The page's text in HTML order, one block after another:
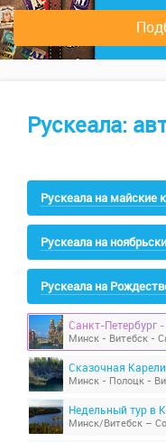
Рускеала:
Рускеала на майские
Рускеала на
Рускеала на
Сказочная
Недельный тур в
Минск/Витебск –